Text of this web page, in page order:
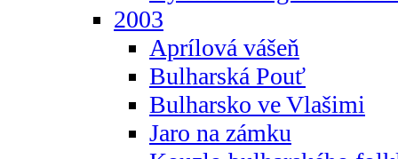
2003
Aprílová vášeň
Bulharská Pouť
Bulharsko ve Vlašimi
Jaro na zámku